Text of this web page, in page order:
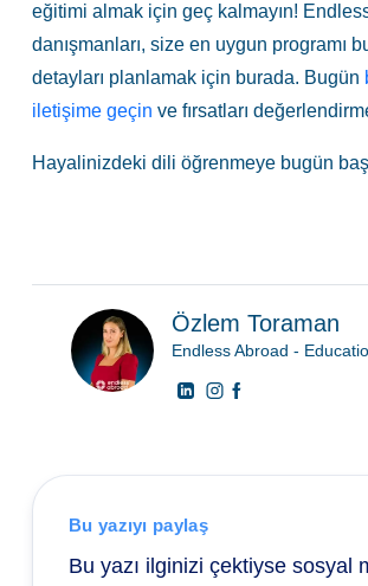
eğitimi almak için geç kalmayın!
danışmanları, size en uygun programı
detayları planlamak için burada. Bugün
iletişime geçin ve fırsatları
Hayalinizdeki dili öğrenmeye bugün
Özlem Toraman
Endless Abroad -
Bu yazıyı paylaş
Bu yazı ilginizi çektiyse sosyal